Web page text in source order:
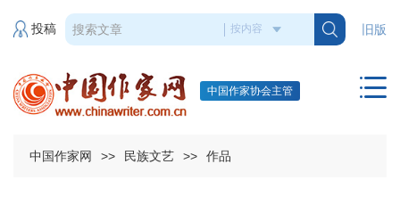
旧版
投稿
中国作家协会主管
中国作家网 >> 民族文艺 >> 作品